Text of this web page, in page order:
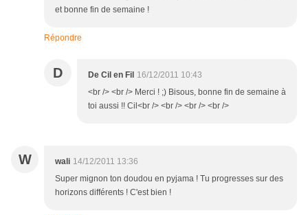
et bonne fin de semaine !
Répondre
D De Cil en Fil 16/12/2011 10:43
<br /> <br /> Merci ! ;) Bisous, bonne fin de semaine à
toi aussi !! Cil<br /> <br /> <br /> <br />
W wali 14/12/2011 13:36
Super mignon ton doudou en pyjama ! Tu progresses sur des
horizons différents ! C'est bien !